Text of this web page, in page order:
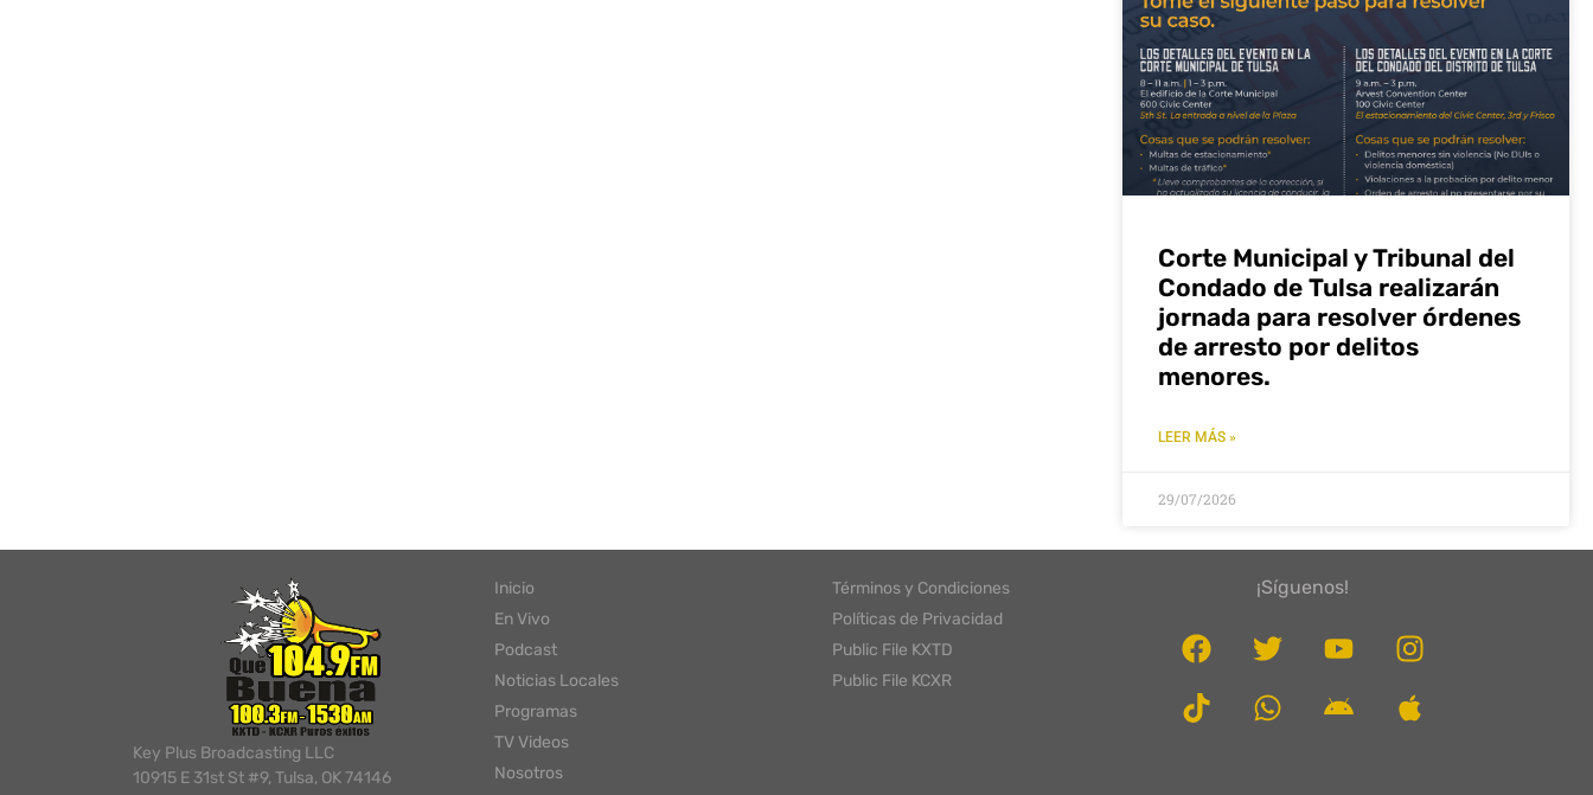
Corte Municipal y Tribunal del
Condado de Tulsa realizarán
jornada para resolver órdenes
de arresto por delitos
menores.
LEER MÁS »
29/07/2026
Key Plus Broadcasting LLC
10915 E 31st St #9, Tulsa, OK 74146
Inicio
En Vivo
Podcast
Noticias Locales
Programas
TV Videos
Nosotros
Términos y Condiciones
Políticas de Privacidad
Public File KXTD
Public File KCXR
¡Síguenos!